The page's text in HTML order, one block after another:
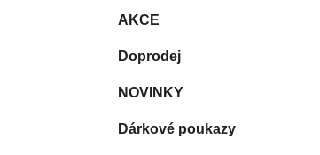
AKCE
Doprodej
NOVINKY
Dárkové poukazy